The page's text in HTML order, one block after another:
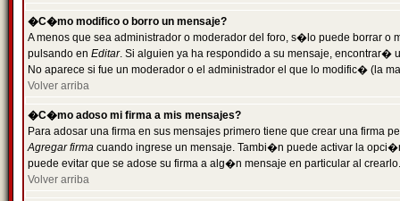
�C�mo modifico o borro un mensaje?
A menos que sea administrador o moderador del foro, s�lo puede borrar o
pulsando en Editar. Si alguien ya ha respondido a su mensaje, encontrar�
No aparece si fue un moderador o el administrador el que lo modific� (la
Volver arriba
�C�mo adoso mi firma a mis mensajes?
Para adosar una firma en sus mensajes primero tiene que crear una firma
Agregar firma cuando ingrese un mensaje. Tambi�n puede activar la
puede evitar que se adose su firma a alg�n mensaje en particular al crearlo.
Volver arriba